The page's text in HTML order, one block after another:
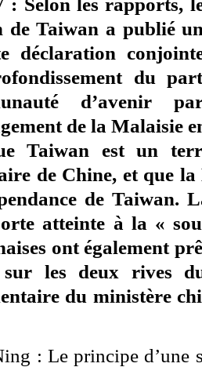
de Taiwan a publié
déclaration
du
d’avenir
de la Malaisie
Taiwan est un
de Chine, et que
de Taiwan.
atteinte à la «
ont également
sur les deux rives
du ministère
: Le principe d’une